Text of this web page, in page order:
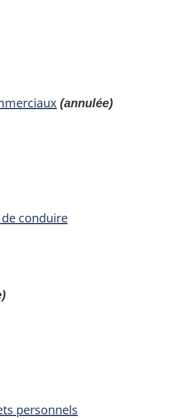
(annulée)
conduire
personnels